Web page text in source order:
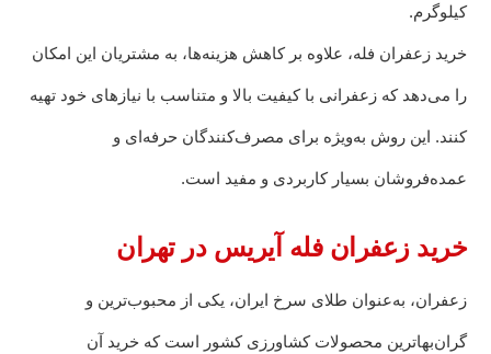
کیلوگرم.
خرید زعفران فله، علاوه بر کاهش هزینه‌ها، به مشتریان این امکان
را می‌دهد که زعفرانی با کیفیت بالا و متناسب با نیازهای خود تهیه
کنند. این روش به‌ویژه برای مصرف‌کنندگان حرفه‌ای و
عمده‌فروشان بسیار کاربردی و مفید است.
خرید زعفران فله آیریس در تهران
زعفران، به‌عنوان طلای سرخ ایران، یکی از محبوب‌ترین و
گران‌بها‌ترین محصولات کشاورزی کشور است که خرید آن